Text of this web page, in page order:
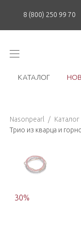
8 (800) 250 99 70
КАТАЛОГ
Nasonpearl / Каталог
Трио из кварца и
30%